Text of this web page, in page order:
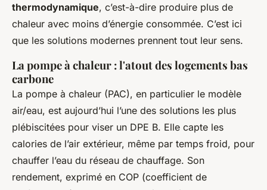
thermodynamique, c’est-à-dire produire plus de
chaleur avec moins d’énergie consommée. C’est ici
que les solutions modernes prennent tout leur sens.
La pompe à chaleur : l'atout des logements bas
carbone
La pompe à chaleur (PAC), en particulier le modèle
air/eau, est aujourd’hui l’une des solutions les plus
plébiscitées pour viser un DPE B. Elle capte les
calories de l’air extérieur, même par temps froid, pour
chauffer l’eau du réseau de chauffage. Son
rendement, exprimé en COP (coefficient de